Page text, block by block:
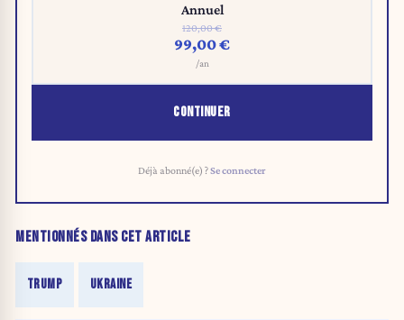
Annuel
120,00 €
99,00 €
/an
CONTINUER
Déjà abonné(e) ?Se connecter
MENTIONNÉS DANS CET ARTICLE
TRUMP UKRAINE